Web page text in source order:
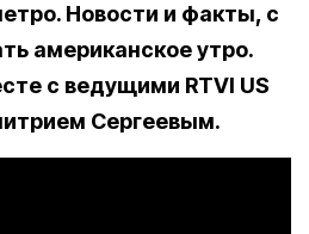
Новости и факты, с
американское утро.
с ведущими RTVI US
Сергеевым.